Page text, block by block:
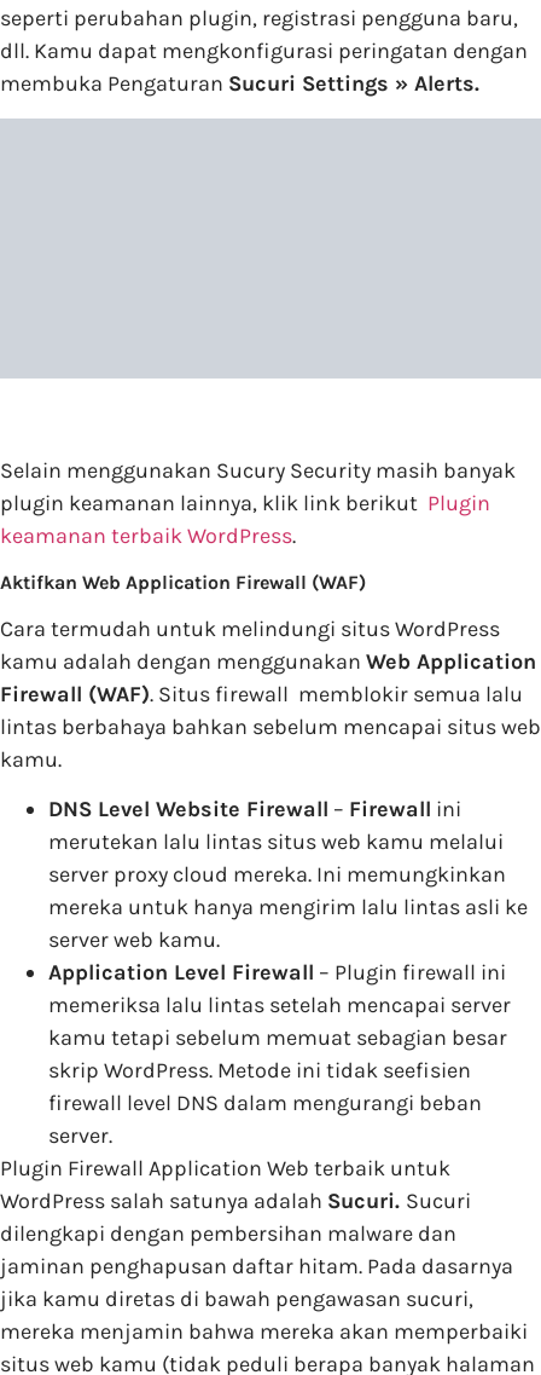
seperti perubahan plugin, registrasi pengguna baru,
dll. Kamu dapat mengkonfigurasi peringatan dengan
membuka Pengaturan Sucuri Settings » Alerts.
Selain menggunakan Sucury Security masih banyak
plugin keamanan lainnya, klik link berikut Plugin
keamanan terbaik WordPress.
Aktifkan Web Application Firewall (WAF)
Cara termudah untuk melindungi situs WordPress
kamu adalah dengan menggunakan Web Application
Firewall (WAF). Situs firewall memblokir semua lalu
lintas berbahaya bahkan sebelum mencapai situs web
kamu.
DNS Level Website Firewall – Firewall ini
merutekan lalu lintas situs web kamu melalui
server proxy cloud mereka. Ini memungkinkan
mereka untuk hanya mengirim lalu lintas asli ke
server web kamu.
Application Level Firewall – Plugin firewall ini
memeriksa lalu lintas setelah mencapai server
kamu tetapi sebelum memuat sebagian besar
skrip WordPress. Metode ini tidak seefisien
firewall level DNS dalam mengurangi beban
server.
Plugin Firewall Application Web terbaik untuk
WordPress salah satunya adalah Sucuri. Sucuri
dilengkapi dengan pembersihan malware dan
jaminan penghapusan daftar hitam. Pada dasarnya
jika kamu diretas di bawah pengawasan sucuri,
mereka menjamin bahwa mereka akan memperbaiki
situs web kamu (tidak peduli berapa banyak halaman